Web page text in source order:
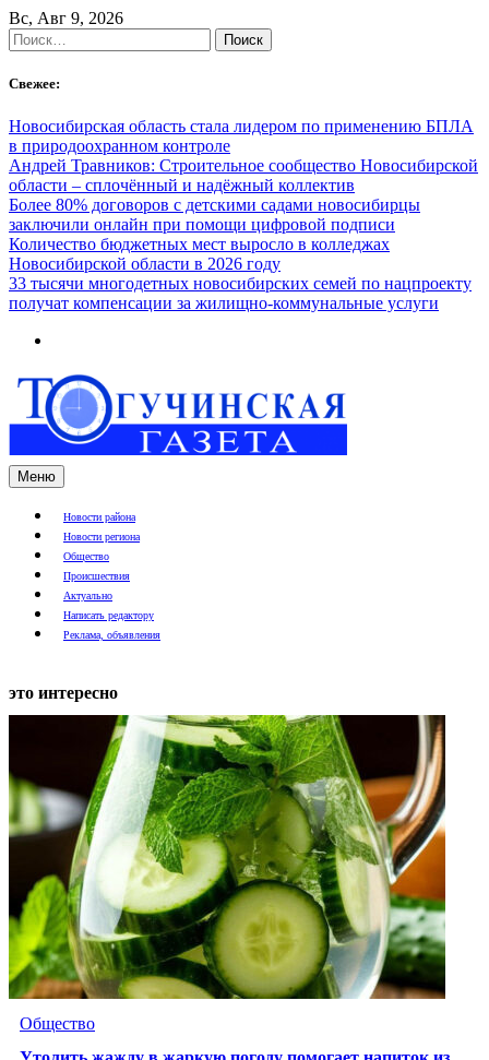
Skip
to
content
Вс, Авг 9, 2026
Найти:
Свежее:
Новосибирская область стала лидером по применению БПЛА
в природоохранном контроле
Андрей Травников: Строительное сообщество Новосибирской
области – сплочённый и надёжный коллектив
Более 80% договоров с детскими садами новосибирцы
заключили онлайн при помощи цифровой подписи
Количество бюджетных мест выросло в колледжах
Новосибирской области в 2026 году
33 тысячи многодетных новосибирских семей по нацпроекту
получат компенсации за жилищно-коммунальные услуги
Меню
Новости района
Новости региона
Общество
Происшествия
Актуально
Написать редактору
Реклама, объявления
это интересно
Общество